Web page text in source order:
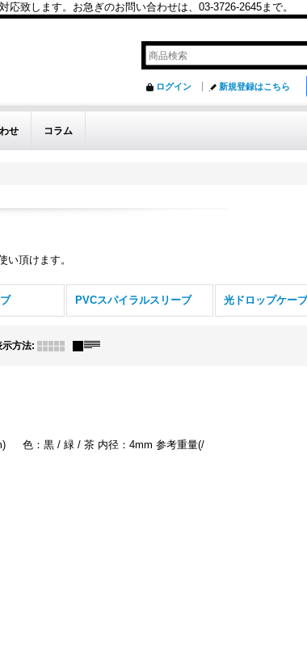
致します。お急ぎのお問い合わせは、03-3726-2645まで。
ログイン 新規登録はこちら
せ コラム
頂けます。
PVCスパイラルスリーブ
示方法:
色：黒 / 緑 / 茶 内径：4mm 参考重量(/